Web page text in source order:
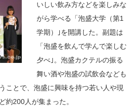
いしい飲み方などを楽しみな
がら学べる「泡盛大学（第1
学期）｣を開講した。副題は
「泡盛を飲んで学んで楽しむ
夕べ｣。泡盛カクテルの振る
舞い酒や泡盛の試飲会なども
ことで、泡盛に興味を持つ若い人や現
約200人が集まった。